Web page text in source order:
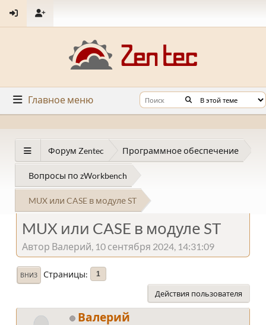
Главное меню
Форум Zentec Программное обеспечение
Вопросы по zWorkbench
MUX или CASE в модуле ST
MUX или CASE в модуле ST
Автор Валерий, 10 сентября 2024, 14:31:09
ВНИЗ Страницы 1
Действия пользователя
Валерий